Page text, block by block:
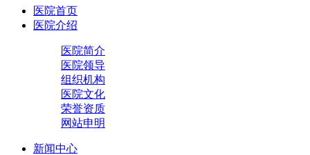
医院首页
医院介绍
医院简介
医院领导
组织机构
医院文化
荣誉资质
网站申明
新闻中心